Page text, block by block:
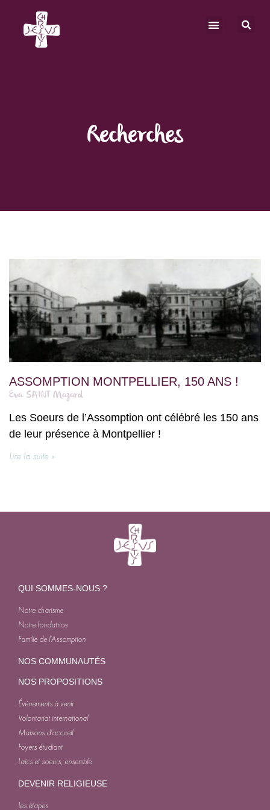
Recherches
ASSOMPTION MONTPELLIER, 150 ANS !
Eva SAINT Mazard
Les Soeurs de l’Assomption ont célébré les 150 ans
de leur présence à Montpellier !
Lire la suite »
QUI SOMMES-NOUS ?
Notre charisme
Notre fondatrice
Famille de l'Assomption
NOS COMMUNAUTÉS
NOS PROPOSITIONS
Événements à venir
Volontariat international
Maisons d'accueil
Foyers étudiant
Laïcs et soeurs, ensemble
DEVENIR RELIGIEUSE
Les étapes